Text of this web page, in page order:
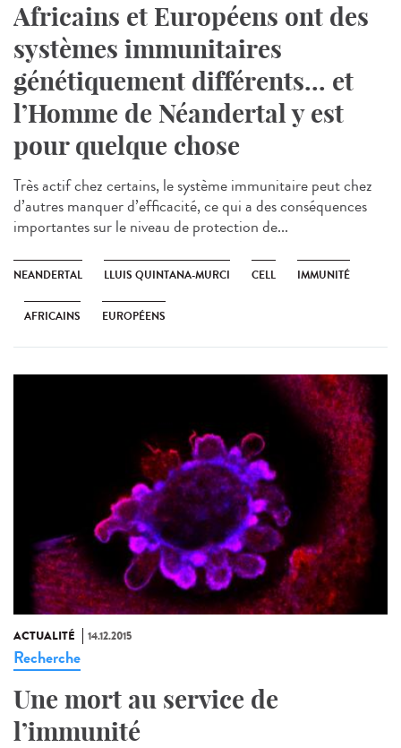
Africains et Européens ont des
systèmes immunitaires
génétiquement différents... et
l’Homme de Néandertal y est
pour quelque chose
Très actif chez certains, le système immunitaire peut chez
d’autres manquer d’efficacité, ce qui a des conséquences
importantes sur le niveau de protection de...
NEANDERTAL LLUIS QUINTANA-MURCI CELL IMMUNITÉ
AFRICAINS EUROPÉENS
ACTUALITÉ 14.12.2015
Recherche
Une mort au service de
l’immunité